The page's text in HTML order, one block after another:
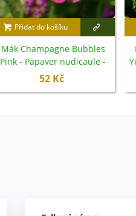
Přidat do košíku
Mák Champagne Bubbles
Pink - Papaver nudicaule -
semena - 20 ks
52 Kč